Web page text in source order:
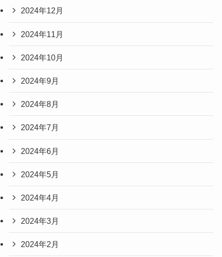
2024年12月
2024年11月
2024年10月
2024年9月
2024年8月
2024年7月
2024年6月
2024年5月
2024年4月
2024年3月
2024年2月